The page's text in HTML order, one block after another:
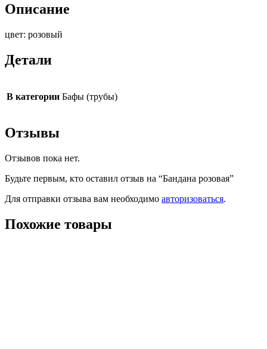
Описание
цвет: розовый
Детали
В категории Бафы (трубы)
Отзывы
Отзывов пока нет.
Будьте первым, кто оставил отзыв на “Бандана розовая”
Для отправки отзыва вам необходимо авторизоваться.
Похожие товары